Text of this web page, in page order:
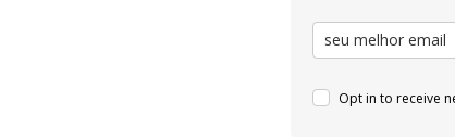
Opt in to receive